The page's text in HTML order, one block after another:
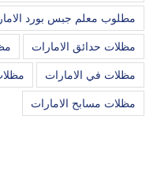
مطلوب معلم جبس بورد
مظلات حدائق الامارات
مظلات في الامارات
مظلات مسابح الامارات